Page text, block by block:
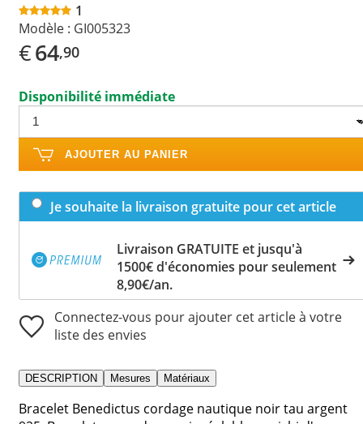
1
Modèle : GI005323
€64,90
Disponibilité immédiate
AJOUTER AU PANIER
Je souhaite la livraison gratuite pour cet article
Livraison GRATUITE et jusqu'à
1500€ d'économies pour seulement
8,90€/an.
Connectez-vous pour ajouter cet article à votre
liste des envies
DESCRIPTION Mesures Matériaux
Bracelet Benedictus cordage nautique noir tau argent